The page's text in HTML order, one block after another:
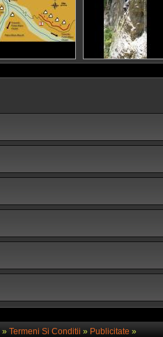
» Termeni Si Conditii » Publicitate»